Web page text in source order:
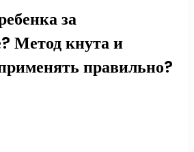
за
Метод кнута и
правильно?